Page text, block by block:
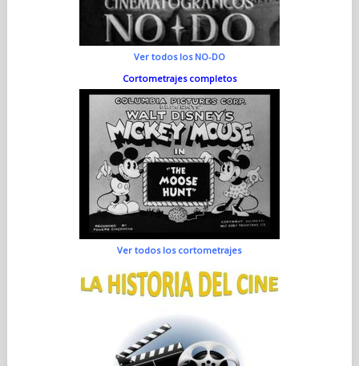
Ver todos los NO-DO
Cortometrajes completos
Ver todos los cortometrajes